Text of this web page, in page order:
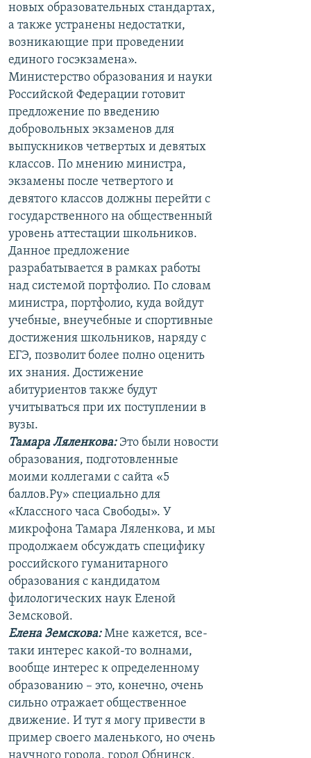
новых образовательных стандартах,
а также устранены недостатки,
возникающие при проведении
единого госэкзамена».
Министерство образования и науки
Российской Федерации готовит
предложение по введению
добровольных экзаменов для
выпускников четвертых и девятых
классов. По мнению министра,
экзамены после четвертого и
девятого классов должны перейти с
государственного на общественный
уровень аттестации школьников.
Данное предложение
разрабатывается в рамках работы
над системой портфолио. По словам
министра, портфолио, куда войдут
учебные, внеучебные и спортивные
достижения школьников, наряду с
ЕГЭ, позволит более полно оценить
их знания. Достижение
абитуриентов также будут
учитываться при их поступлении в
вузы.
Тамара Ляленкова:Это были новости
образования, подготовленные
моими коллегами с сайта «5
баллов.Ру» специально для
«Классного часа Свободы». У
микрофона Тамара Ляленкова, и мы
продолжаем обсуждать специфику
российского гуманитарного
образования с кандидатом
филологических наук Еленой
Земсковой.
Елена Земскова:Мне кажется, все-
таки интерес какой-то волнами,
вообще интерес к определенному
образованию – это, конечно, очень
сильно отражает общественное
движение. И тут я могу привести в
пример своего маленького, но очень